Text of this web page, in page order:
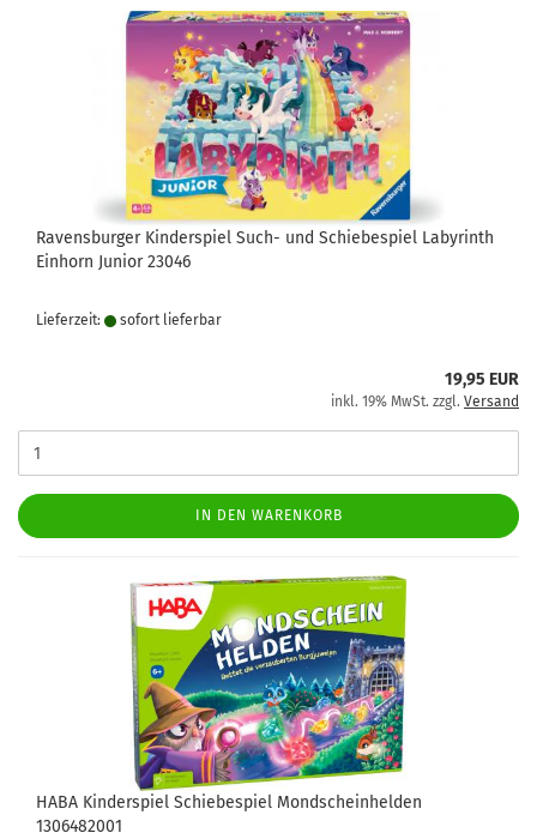
Ravensburger Kinderspiel Such- und Schiebespiel Labyrinth
Einhorn Junior 23046
Lieferzeit: sofort lie­fer­bar
19,95 EUR
inkl. 19% MwSt. zzgl. Versand
IN DEN WARENKORB
HABA Kinderspiel Schiebespiel Mondscheinhelden
1306482001